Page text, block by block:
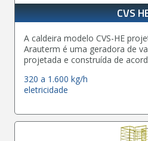
CVS
A caldeira modelo CVS-HE
Arauterm é uma geradora de
projetada e construída de
320 a 1.600 kg/h
eletricidade